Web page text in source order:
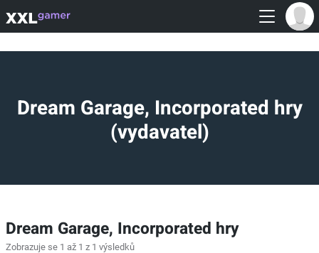
Dream Garage, Incorporated hry
(vydavatel)
Dream Garage, Incorporated hry
Zobrazuje se 1 až 1 z 1 výsledků